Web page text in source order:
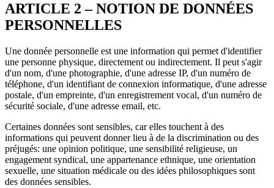
ARTICLE 2 – NOTION DE DONNÉES
PERSONNELLES
Une donnée personnelle est une information qui permet d'identifier
une personne physique, directement ou indirectement. Il peut s'agir
d'un nom, d'une photographie, d'une adresse IP, d'un numéro de
téléphone, d'un identifiant de connexion informatique, d'une adresse
postale, d'un empreinte, d'un enregistrement vocal, d'un numéro de
sécurité sociale, d'une adresse email, etc.
Certaines données sont sensibles, car elles touchent à des
informations qui peuvent donner lieu à de la discrimination ou des
préjugés: une opinion politique, une sensibilité religieuse, un
engagement syndical, une appartenance ethnique, une orientation
sexuelle, une situation médicale ou des idées philosophiques sont
des données sensibles.